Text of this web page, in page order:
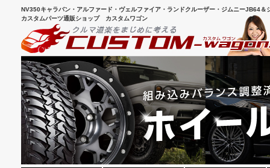
NV350キャラバン・アルファード・ヴェルファイア・ランドクルーザー・ジムニーJB64
カスタムパーツ通販ショップ カスタムワゴン